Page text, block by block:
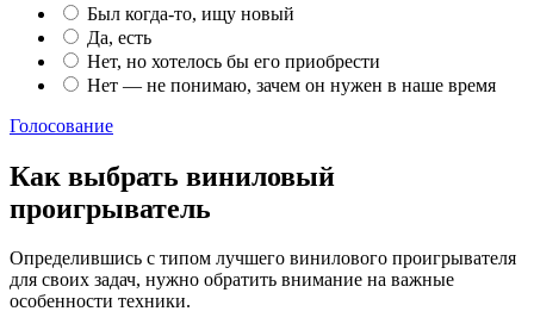
Был когда-то, ищу новый
Да, есть
Нет, но хотелось бы его приобрести
Нет — не понимаю, зачем он нужен в наше время
Голосование
Как выбрать виниловый
проигрыватель
Определившись с типом лучшего винилового проигрывателя
для своих задач, нужно обратить внимание на важные
особенности техники.